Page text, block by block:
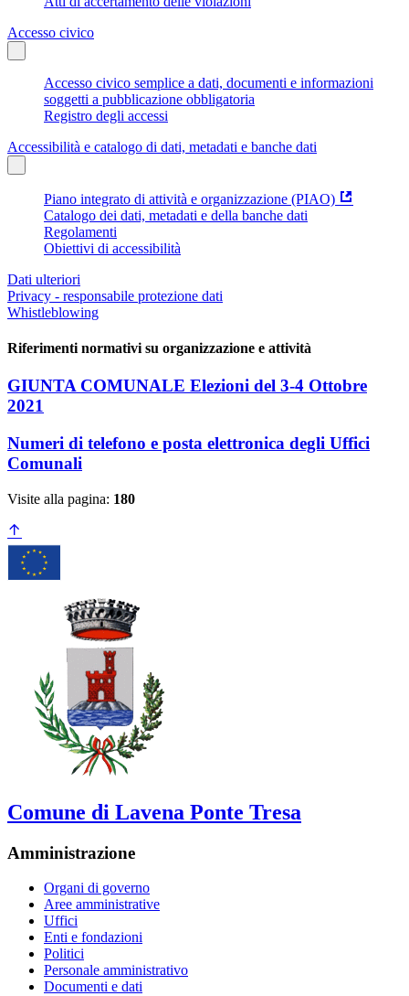
Accesso civico
Accesso civico semplice a dati, documenti e informazioni
soggetti a pubblicazione obbligatoria
Registro degli accessi
Accessibilità e catalogo di dati, metadati e banche dati
Piano integrato di attività e organizzazione (PIAO)
Catalogo dei dati, metadati e della banche dati
Regolamenti
Obiettivi di accessibilità
Dati ulteriori
Privacy - responsabile protezione dati
Whistleblowing
Riferimenti normativi su organizzazione e attività
GIUNTA COMUNALE Elezioni del 3-4 Ottobre
2021
Numeri di telefono e posta elettronica degli Uffici
Comunali
Visite alla pagina: 180
Comune di Lavena Ponte Tresa
Amministrazione
Organi di governo
Aree amministrative
Uffici
Enti e fondazioni
Politici
Personale amministrativo
Documenti e dati